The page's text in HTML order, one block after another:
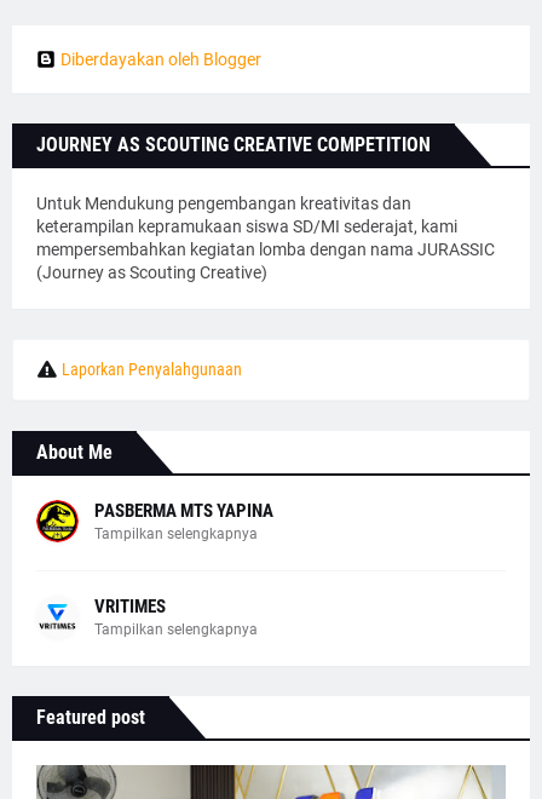
Diberdayakan oleh Blogger
JOURNEY AS SCOUTING CREATIVE COMPETITION
Untuk Mendukung pengembangan kreativitas dan
keterampilan kepramukaan siswa SD/MI sederajat, kami
mempersembahkan kegiatan lomba dengan nama JURASSIC
(Journey as Scouting Creative)
Laporkan Penyalahgunaan
About Me
PASBERMA MTS YAPINA
Tampilkan selengkapnya
VRITIMES
Tampilkan selengkapnya
Featured post